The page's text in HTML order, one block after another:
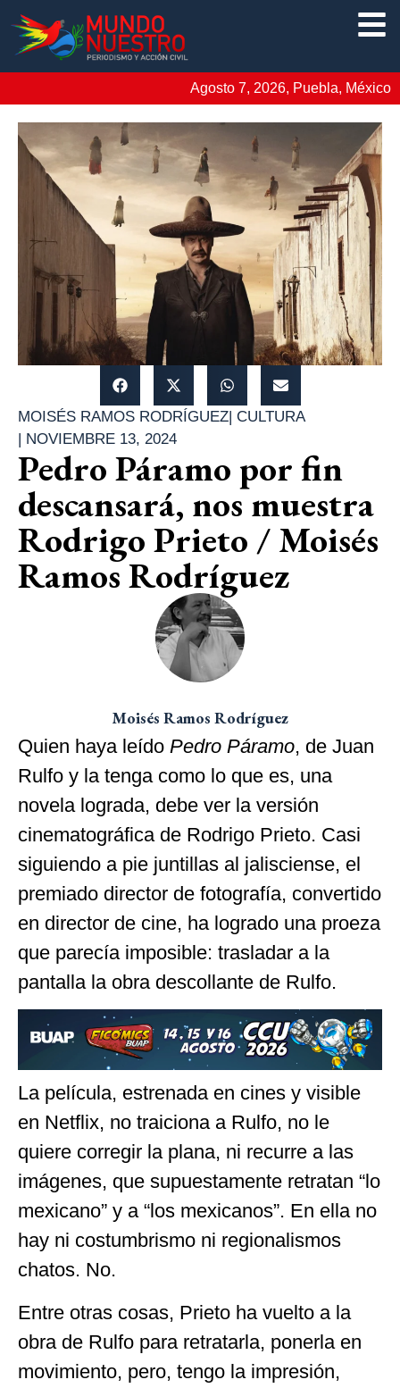
Agosto 7, 2026, Puebla, México
MOISÉS RAMOS RODRÍGUEZ| CULTURA
| NOVIEMBRE 13, 2024
Pedro Páramo por fin
descansará, nos muestra
Rodrigo Prieto / Moisés
Ramos Rodríguez
Moisés Ramos Rodríguez
Quien haya leído Pedro Páramo, de Juan
Rulfo y la tenga como lo que es, una
novela lograda, debe ver la versión
cinematográfica de Rodrigo Prieto. Casi
siguiendo a pie juntillas al jalisciense, el
premiado director de fotografía, convertido
en director de cine, ha logrado una proeza
que parecía imposible: trasladar a la
pantalla la obra descollante de Rulfo.
La película, estrenada en cines y visible
en Netflix, no traiciona a Rulfo, no le
quiere corregir la plana, ni recurre a las
imágenes, que supuestamente retratan “lo
mexicano” y a “los mexicanos”. En ella no
hay ni costumbrismo ni regionalismos
chatos. No.
Entre otras cosas, Prieto ha vuelto a la
obra de Rulfo para retratarla, ponerla en
movimiento, pero, tengo la impresión,